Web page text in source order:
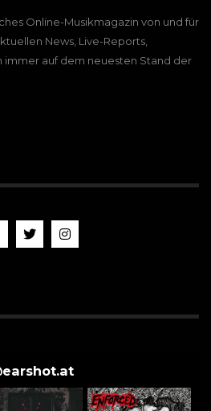
Online-Musikmagazin von und für
News, Live-Reports,
immer auf dem neuesten Stand der
earshot.at